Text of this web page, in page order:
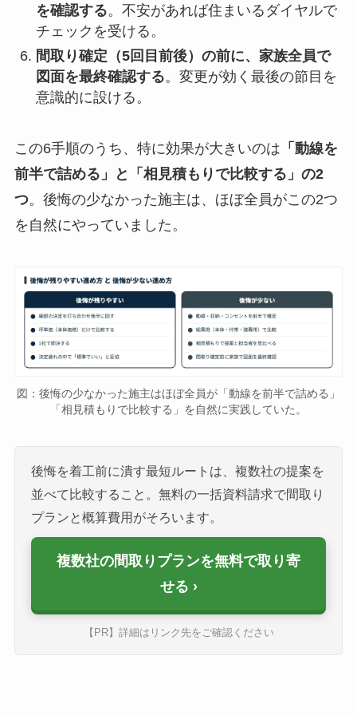
を確認する。不安があれば住まいるダイヤルで
チェックを受ける。
間取り確定（5回目前後）の前に、家族全員で
図面を最終確認する。変更が効く最後の節目を
意識的に設ける。
この6手順のうち、特に効果が大きいのは 「動線を
前半で詰める」と「相見積もりで比較する」の2
つ。後悔の少なかった施主は、ほぼ全員がこの2つ
を自然にやっていました。
図：後悔の少なかった施主はほぼ全員が「動線を前半で詰める」
「相見積もりで比較する」を自然に実践していた。
後悔を着工前に潰す最短ルートは、複数社の提案を
並べて比較すること。無料の一括資料請求で間取り
プランと概算費用がそろいます。
複数社の間取りプランを無料で取り寄
せる
【PR】詳細はリンク先をご確認ください